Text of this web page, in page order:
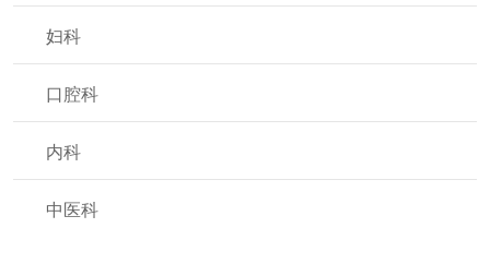
妇科
口腔科
内科
中医科